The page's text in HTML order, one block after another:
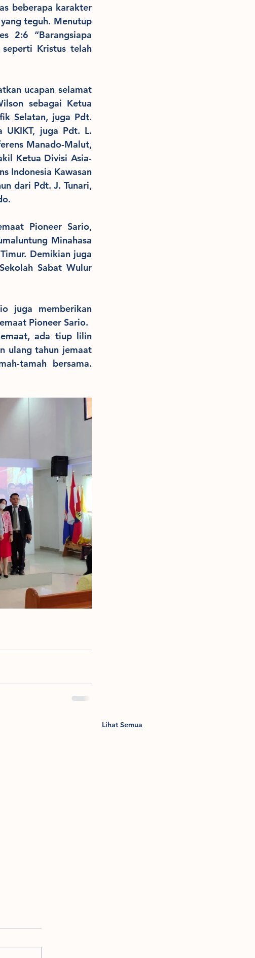
beberapa karakter
teguh. Menutup
2:6 “Barangsiapa
Kristus telah
ucapan selamat
sebagai Ketua
Selatan, juga Pdt.
UKIKT, juga Pdt. L.
Manado-Malut,
Ketua Divisi Asia-
Indonesia Kawasan
dari Pdt. J. Tunari,
Pioneer Sario,
Minahasa
Demikian juga
Sabat Wulur
juga memberikan
Pioneer Sario.
ada tiup lilin
ulang tahun jemaat
Lihat Semua